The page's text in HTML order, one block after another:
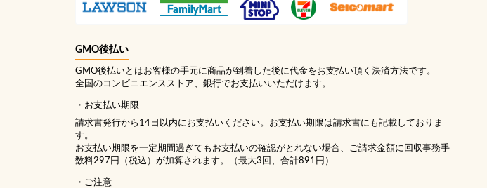
GMO後払い
GMO後払いとはお客様の手元に商品が到着した後に代金をお支払い頂く決済方法です。
全国のコンビニエンスストア、銀行でお支払いいただけます。
お支払い期限
請求書発行から14日以内にお支払いください。お支払い期限は請求書にも記載しておりま
す。
お支払い期限を一定期間過ぎてもお支払いの確認がとれない場合、ご請求金額に回収事務手
数料297円（税込）が加算されます。（最大3回、合計891円）
ご注意